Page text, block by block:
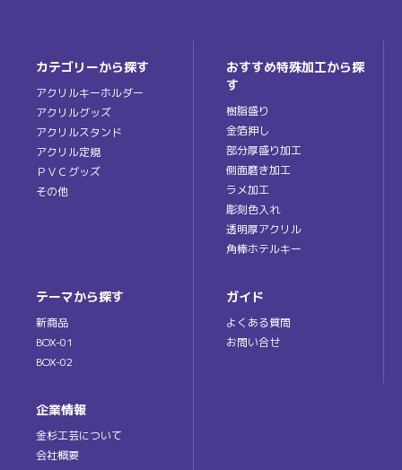
カテゴリーから探す
アクリルキーホルダー
アクリルグッズ
アクリルスタンド
アクリル定規
ＰＶＣグッズ
その他
おすすめ特殊加工から探
す
樹脂盛り
金箔押し
部分厚盛り加工
側面磨き加工
ラメ加工
彫刻色入れ
透明厚アクリル
角棒ホテルキー
テーマから探す
新商品
BOX-01
BOX-02
ガイド
よくある質問
お問い合せ
企業情報
金杉工芸について
会社概要